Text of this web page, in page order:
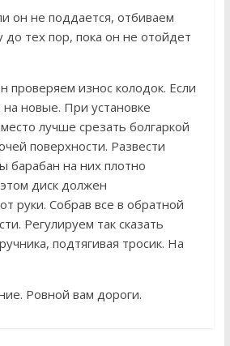
он не поддается, отбиваем
до тех пор, пока он не отойдет
проверяем износ колодок. Если
новые. При установке
лучше срезать болгаркой
поверхности. Развести
барабан на них плотно
диск должен
руки. Собрав все в обратной
Регулируем так сказать
подтягивая тросик. На
Ровной вам дороги.